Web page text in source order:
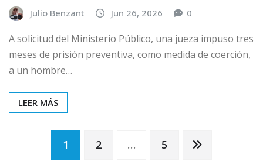
Julio Benzant Jun 26, 2026 0
A solicitud del Ministerio Público, una jueza impuso tres
meses de prisión preventiva, como medida de coerción,
a un hombre…
LEER MÁS
Paginación
1 2 … 5